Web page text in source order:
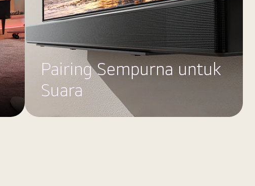
Pairing Sempurna untuk
Suara